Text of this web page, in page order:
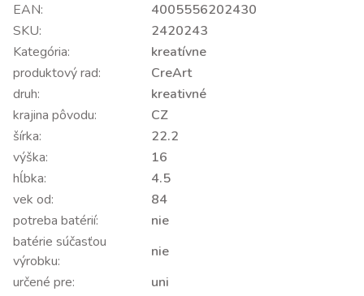
EAN:
4005556202430
SKU:
2420243
Kategória:
kreatívne
produktový rad:
CreArt
druh:
kreativné
krajina pôvodu:
CZ
šírka:
22.2
výška:
16
hĺbka:
4.5
vek od:
84
potreba batérií:
nie
batérie súčasťou
výrobku:
nie
určené pre:
uni